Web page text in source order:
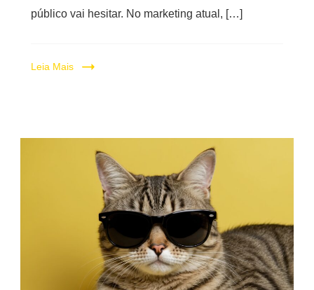
público vai hesitar. No marketing atual, […]
Leia Mais